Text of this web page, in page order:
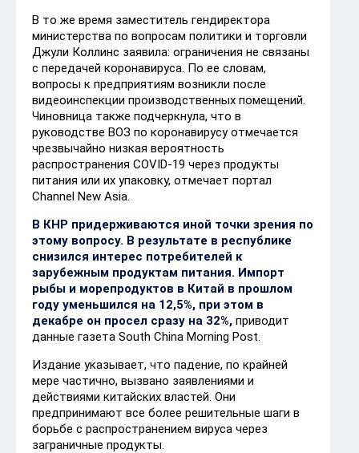
В то же время заместитель гендиректора
министерства по вопросам политики и торговли
Джули Коллинс заявила: ограничения не связаны
с передачей коронавируса. По ее словам,
вопросы к предприятиям возникли после
видеоинспекции производственных помещений.
Чиновница также подчеркнула, что в
руководстве ВОЗ по коронавирусу отмечается
чрезвычайно низкая вероятность
распространения COVID-19 через продукты
питания или их упаковку, отмечает портал
Channel New Asia.
В КНР придерживаются иной точки зрения по
этому вопросу. В результате в республике
снизился интерес потребителей к
зарубежным продуктам питания. Импорт
рыбы и морепродуктов в Китай в прошлом
году уменьшился на 12,5%, при этом в
декабре он просел сразу на 32%, приводит
данные газета South China Morning Post.
Издание указывает, что падение, по крайней
мере частично, вызвано заявлениями и
действиями китайских властей. Они
предпринимают все более решительные шаги в
борьбе с распространением вируса через
заграничные продукты.